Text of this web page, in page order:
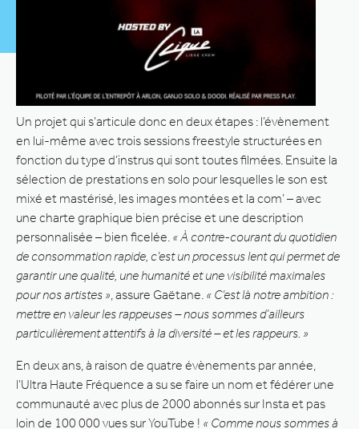
Un projet qui s’articule donc en deux étapes : l’évènement
en lui-même avec trois sessions freestyle structurées en
fonction du type d’instrus qui sont toutes filmées. Ensuite la
sélection de prestations en solo pour lesquelles le son est
mixé et mastérisé, les images montées et la com’ – avec
une charte graphique bien précise et une description
personnalisée – bien ficelée. « À contre-courant du quotidien
de consommation rapide, c’est un processus lent qui permet de
garantir une qualité, une humanité et une visibilité maximales
pour nos artistes » , assure Gaëtane. « C’est là notre ambition :
mettre en valeur les rappeuses – nous sommes d’ailleurs
particulièrement attentifs à la diversité – et les rappeurs. »
En deux ans, à raison de quatre évènements par année,
l’Ultra Haute Fréquence a su se faire un nom et fédérer une
communauté avec plus de 2000 abonnés sur Insta et pas
loin de 100 000 vues sur YouTube ! « Comme nous sommes à